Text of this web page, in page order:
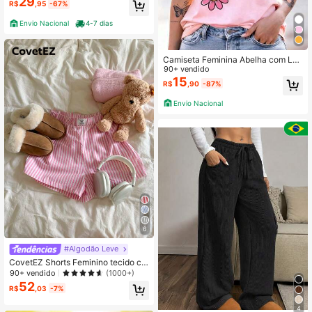
R$ ,95 -67%
Envio Nacional 4-7 dias
6
#Algodão Leve
CovetEZ Shorts Feminino tecido co
m listras rosa
90+ vendido (1000+)
R$52 ,03 -7%
Camiseta Feminina Abelha com Laç
o Blusa Gola Redonda Manga Curta
100% Algodão
90+ vendido
R$15 ,90 -87%
Envio Nacional
4